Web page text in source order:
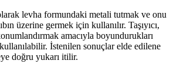
levha formundaki metali tutmak ve onu
üzerine germek için kullanılır. Taşıyıcı,
amacıyla boyundurukları
İstenilen sonuçlar elde edilene
doğru yukarı itilir.